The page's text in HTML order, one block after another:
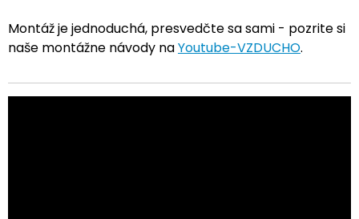
Montáž je jednoduchá, presvedčte sa sami - pozrite si
naše montážne návody naYoutube-VZDUCHO.